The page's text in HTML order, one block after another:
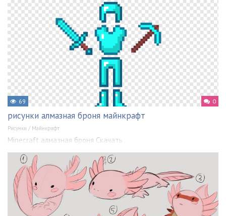
69 0
рисунки алмазная броня майнкрафт
Рисунки / Майнкрафт
Minecraft алмазная броня Скачать